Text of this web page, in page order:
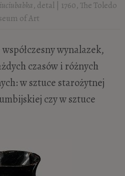
, detal | 1760, The Toledo
of Art
wynalazek,
czasów i różnych
w sztuce starożytnej
czy w sztuce